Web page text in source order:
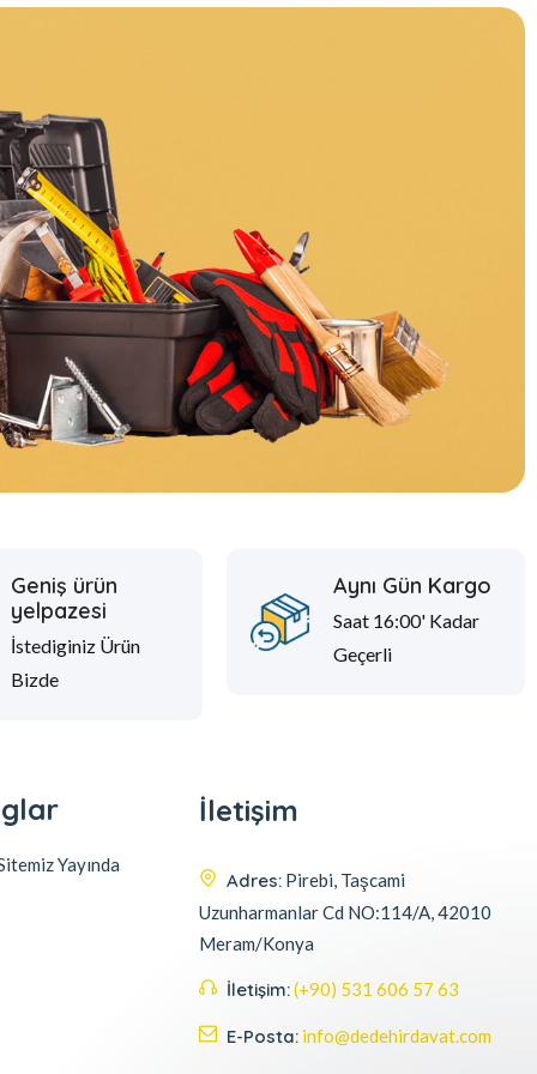
Geniş ürün
yelpazesi
İstediginiz Ürün
Bizde
Aynı Gün Kargo
Saat 16:00' Kadar
Geçerli
Yayında
İletişim
Adres: Pirebi, Taşcami
Uzunharmanlar Cd NO:114/A, 42010
Meram/Konya
İletişim:(+90) 531 606 57 63
E-Posta: info@dedehirdavat.com